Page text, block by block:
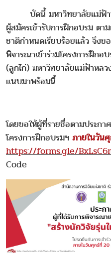
บัดนี้ มหาวิทยาลัยแม่ฟ้าห
ผู้สมัครเข้ารับการฝึกอบรม ตา
ชาติกำหนดเรียบร้อยแล้ว จึงข
พิจารณาเข้าร่วมโครงการฝึกอ
(ลูกไก่) มหาวิทยาลัยแม่ฟ้าหล
แนบมาพร้อมนี้
โดยขอให้ผู้ที่รายชื่อตามประก
โครงการฝึกอบรมฯ ภายในวัน
https://forms.gle/
Code